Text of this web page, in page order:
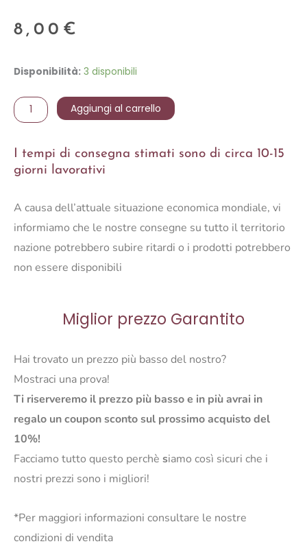
8,00 €
Disponibilità: 3 disponibili
MAGNOLIA
3
INN
CM
quantità
Aggiungi al carrello
I tempi di consegna stimati sono di circa 10-15
giorni lavorativi
A causa dell’attuale situazione economica mondiale, vi
informiamo che le nostre consegne su tutto il territorio
nazione potrebbero subire ritardi o i prodotti potrebbero
non essere disponibili
Miglior prezzo Garantito
Hai trovato un prezzo più basso del nostro?
Mostraci una prova!
Ti riserveremo il prezzo più basso e in più avrai in
regalo un coupon sconto sul prossimo acquisto del
10%!
Facciamo tutto questo perchè siamo così sicuri che i
nostri prezzi sono i migliori!
*Per maggiori informazioni consultare le nostre
condizioni di vendita